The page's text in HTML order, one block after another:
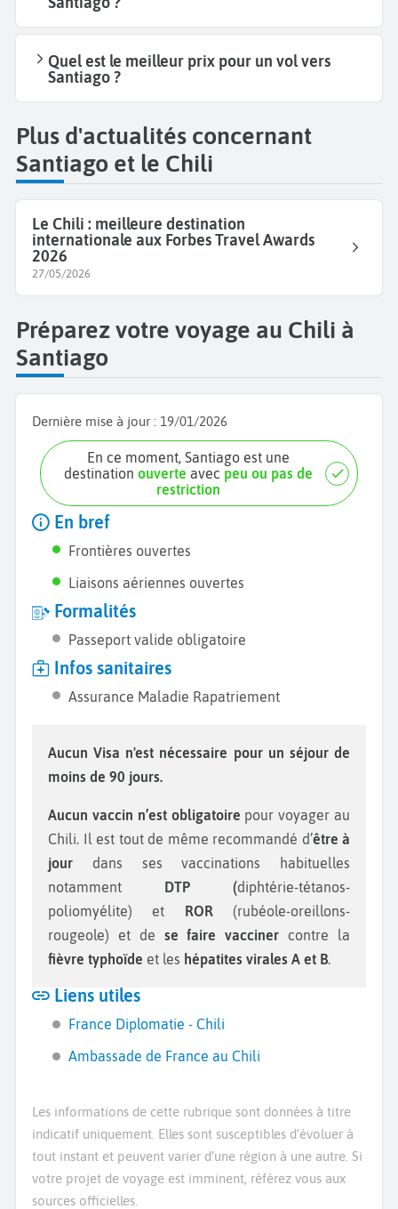
Quel est le meilleur prix pour un vol vers
Santiago ?
Plus d'actualités concernant
Santiago et le Chili
Le Chili : meilleure destination
internationale aux Forbes Travel Awards
2026
27/05/2026
Préparez votre voyage au Chili à
Santiago
Dernière mise à jour : 19/01/2026
En ce moment, Santiago est une
destinationouverte avec peu ou pas de
restriction
En bref
Frontières ouvertes
Liaisons aériennes ouvertes
Formalités
Passeport valide obligatoire
Infos sanitaires
Assurance Maladie Rapatriement
Aucun Visa n'est nécessaire pour un séjour de
moins de 90 jours.
Aucun vaccin n’est obligatoire pour voyager au
Chili. Il est tout de même recommandé d’être à
jour dans ses vaccinations habituelles
notamment
DTP (diphtérie-tétanos-
poliomyélite) et
ROR (rubéole-oreillons-
rougeole) et de se faire vacciner contre la
fièvre typhoïde et les hépatites virales A et B.
Liens utiles
France Diplomatie - Chili
Ambassade de France au Chili
Les informations de cette rubrique sont données à titre
indicatif uniquement. Elles sont susceptibles d’évoluer à
tout instant et peuvent varier d’une région à une autre. Si
votre projet de voyage est imminent, référez vous aux
sources officielles.